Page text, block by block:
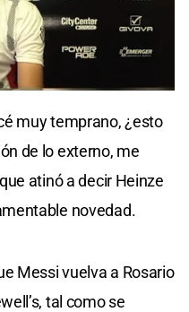
muy temprano, ¿esto
de lo externo, me
atinó a decir Heinze
novedad.
Messi vuelva a Rosario
tal como se